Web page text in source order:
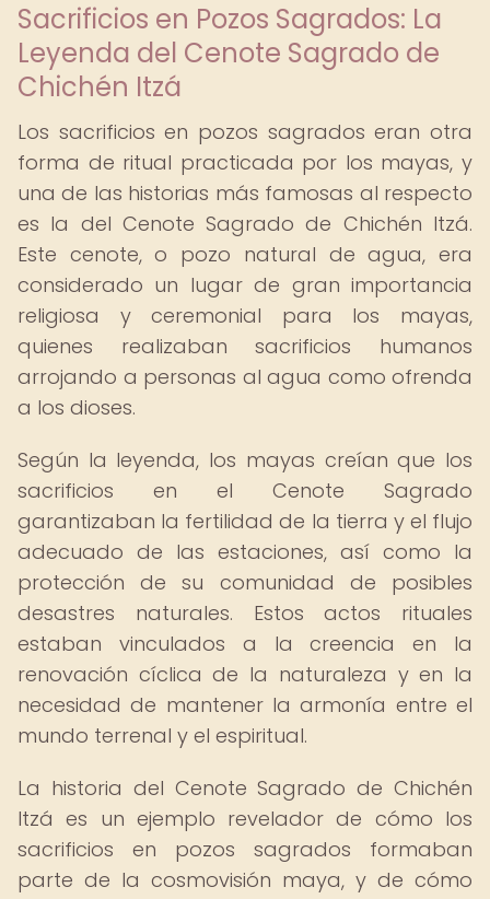
Sacrificios en Pozos Sagrados: La
Leyenda del Cenote Sagrado de
Chichén Itzá
Los sacrificios en pozos sagrados eran otra
forma de ritual practicada por los mayas, y
una de las historias más famosas al respecto
es la del Cenote Sagrado de Chichén Itzá.
Este cenote, o pozo natural de agua, era
considerado un lugar de gran importancia
religiosa y ceremonial para los mayas,
quienes realizaban sacrificios humanos
arrojando a personas al agua como ofrenda
a los dioses.
Según la leyenda, los mayas creían que los
sacrificios en el Cenote Sagrado
garantizaban la fertilidad de la tierra y el flujo
adecuado de las estaciones, así como la
protección de su comunidad de posibles
desastres naturales. Estos actos rituales
estaban vinculados a la creencia en la
renovación cíclica de la naturaleza y en la
necesidad de mantener la armonía entre el
mundo terrenal y el espiritual.
La historia del Cenote Sagrado de Chichén
Itzá es un ejemplo revelador de cómo los
sacrificios en pozos sagrados formaban
parte de la cosmovisión maya, y de cómo